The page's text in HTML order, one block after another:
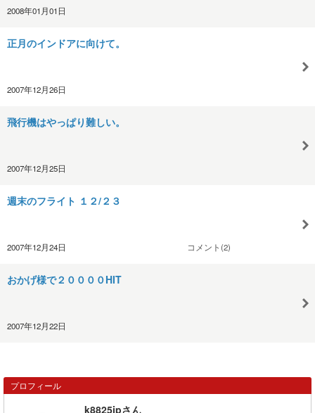
2008年01月01日
正月のインドアに向けて。
2007年12月26日
飛行機はやっぱり難しい。
2007年12月25日
週末のフライト １２/２３
2007年12月24日 コメント(2)
おかげ様で２００００HIT
2007年12月22日
プロフィール
k8825jpさん